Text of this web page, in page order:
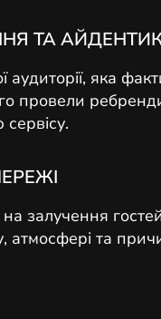
ТА
аудиторії, яка
провели
сервісу.
залучення
атмосфері та